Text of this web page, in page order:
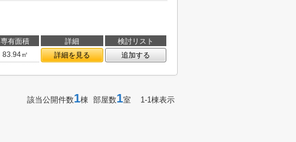
専有面積 詳細
検討リスト
83.94㎡ 詳細を見る 追加する
該当公開件数1棟 部屋数1室 1-1棟表示